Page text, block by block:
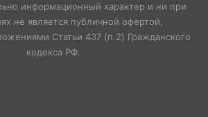
информационный характер и ни при
не является публичной офертой,
Статьи 437 (п.2) Гражданского
кодекса РФ.